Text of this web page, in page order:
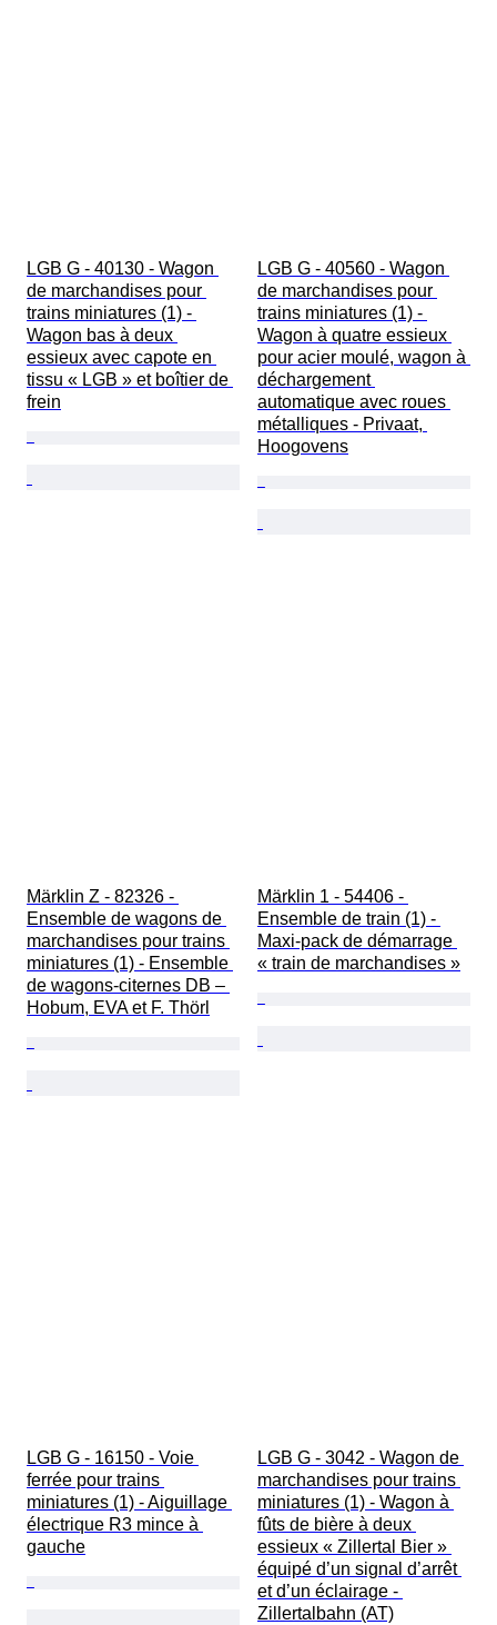
LGB G - 40130 - Wagon
de marchandises pour
trains miniatures (1) -
Wagon bas à deux
essieux avec capote en
tissu « LGB » et boîtier de
frein
LGB G - 40560 - Wagon
de marchandises pour
trains miniatures (1) -
Wagon à quatre essieux
pour acier moulé, wagon à
déchargement
automatique avec roues
métalliques - Privaat,
Hoogovens
Märklin Z - 82326 -
Ensemble de wagons de
marchandises pour trains
miniatures (1) - Ensemble
de wagons-citernes DB –
Hobum, EVA et F. Thörl
Märklin 1 - 54406 -
Ensemble de train (1) -
Maxi-pack de démarrage
« train de marchandises »
LGB G - 16150 - Voie
ferrée pour trains
miniatures (1) - Aiguillage
électrique R3 mince à
gauche
LGB G - 3042 - Wagon de
marchandises pour trains
miniatures (1) - Wagon à
fûts de bière à deux
essieux « Zillertal Bier »
équipé d’un signal d’arrêt
et d’un éclairage -
Zillertalbahn (AT)